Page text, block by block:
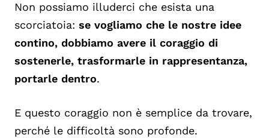
Non possiamo illuderci che esista una
scorciatoia: se vogliamo che le nostre idee
contino, dobbiamo avere il coraggio di
sostenerle, trasformarle in rappresentanza,
portarle dentro.
E questo coraggio non è semplice da trovare,
perché le difficoltà sono profonde.